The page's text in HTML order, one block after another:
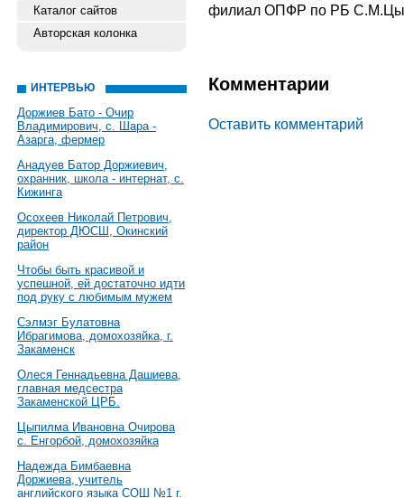
Каталог сайтов
Авторская колонка
ИНТЕРВЬЮ
Доржиев Бато - Очир
Владимирович, с. Шара -
Азарга, фермер
Анадуев Батор Доржиевич,
охранник, школа - интернат, с.
Кижинга
Осохеев Николай Петрович,
директор ДЮСШ, Окинский
район
Чтобы быть красивой и
успешной, ей достаточно идти
под руку с любимым мужем
Сэлмэг Булатовна
Ибрагимова, домохозяйка, г.
Закаменск
Олеся Геннадьевна Дашиева,
главная медсестра
Закаменской ЦРБ.
Цыпилма Ивановна Очирова
с. Енгорбой, домохозяйка
Надежда Бимбаевна
Доржиева, учитель
английского языка СОШ №1 г.
филиал ОПФР по РБ
Комментарии
Оставить комментарий